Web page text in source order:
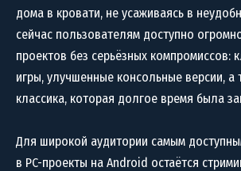
дома в кровати, не усаживаясь в
сейчас пользователям доступно
проектов без серьёзных компромиссов:
игры, улучшенные консольные версии, а
классика, которая долгое время была
Для широкой аудитории самым
в PC-проекты на Android остаётся